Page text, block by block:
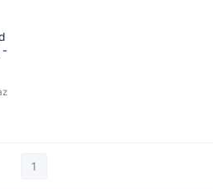
-
1